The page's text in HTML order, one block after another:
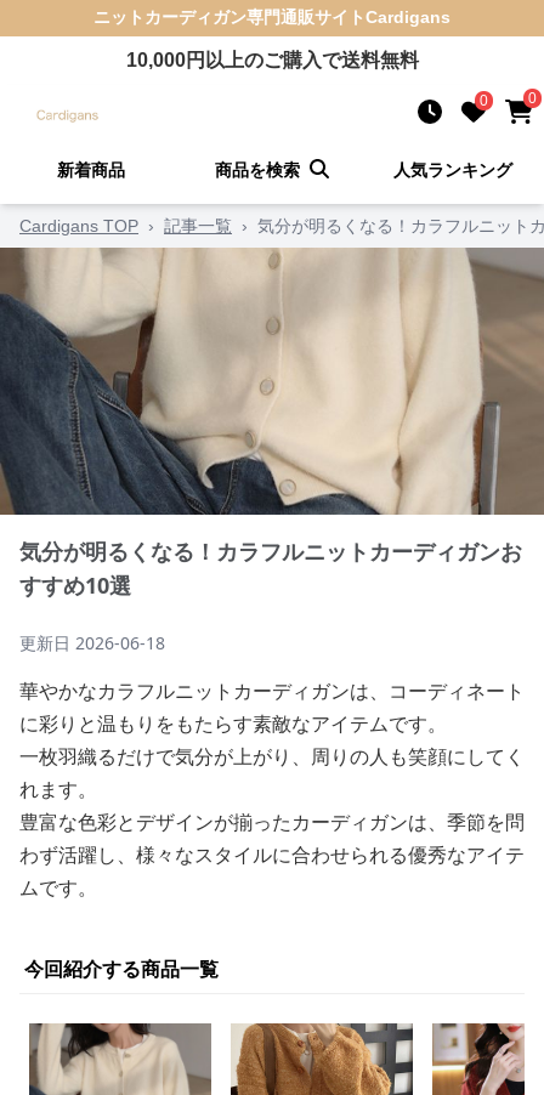
ニットカーディガン専門通販サイトCardigans
10,000円以上のご購入で送料無料
0 0
新着商品 商品を検索 人気ランキング
Cardigans TOP › 記事一覧 › 気分が明るくなる！カラフルニット
気分が明るくなる！カラフルニットカーディガンお
すすめ10選
更新日 2026-06-18
華やかなカラフルニットカーディガンは、コーディネート
に彩りと温もりをもたらす素敵なアイテムです。
一枚羽織るだけで気分が上がり、周りの人も笑顔にしてく
れます。
豊富な色彩とデザインが揃ったカーディガンは、季節を問
わず活躍し、様々なスタイルに合わせられる優秀なアイテ
ムです。
今回紹介する商品一覧